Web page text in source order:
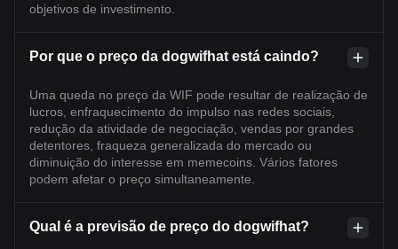
objetivos de investimento.
Por que o preço da dogwifhat está caindo?
Uma queda no preço da WIF pode resultar de realização de
lucros, enfraquecimento do impulso nas redes sociais,
redução da atividade de negociação, vendas por grandes
detentores, fraqueza generalizada do mercado ou
diminuição do interesse em memecoins. Vários fatores
podem afetar o preço simultaneamente.
Qual é a previsão de preço do dogwifhat?